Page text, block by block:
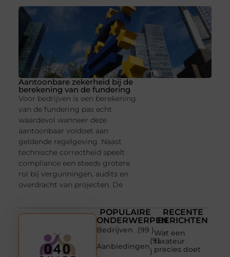
Aantoonbare zekerheid bij de
berekening van de fundering
Voor bedrijven is een berekening
van de fundering pas echt
waardevol wanneer deze
aantoonbaar voldoet aan
geldende regelgeving. Naast
technische correctheid speelt
compliance een steeds grotere
rol bij vergunningen, audits en
overdracht van projecten. De
POPULAIRE
ONDERWERPEN
Bedrijven
(99 )
Aanbiedingen
(91
)
RECENTE
BERICHTEN
Wat een
taxateur
precies doet